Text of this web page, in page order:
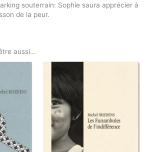
souterrain: Sophie saura apprécier à
de la peur.
aussi…